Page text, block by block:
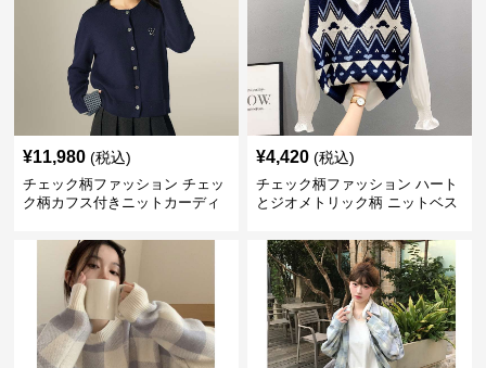
¥11,980 (税込)
チェック柄ファッション チェッ
ク柄カフス付きニットカーディ
¥4,420 (税込)
チェック柄ファッション ハート
とジオメトリック柄 ニットベス